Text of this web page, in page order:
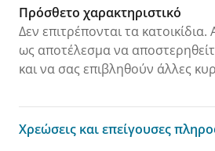
Πρόσθετο χαρακτηριστικό
Δεν επιτρέπονται τα
ως αποτέλεσμα να
και να σας επιβληθούν άλλες
Χρεώσεις και επείγουσες